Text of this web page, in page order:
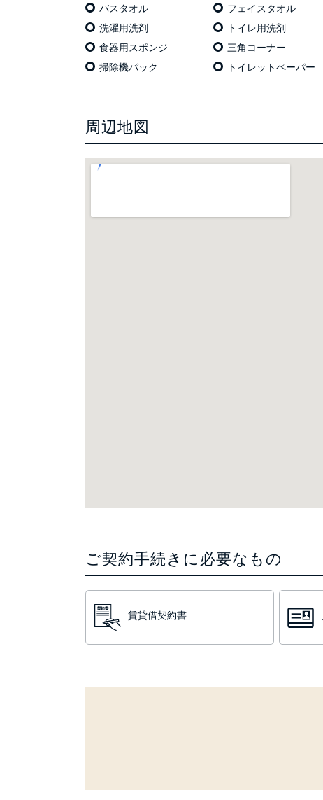
バスタオル フェイスタオル
洗濯用洗剤
トイレ用洗剤
食器用スポンジ
三角コーナー
掃除機パック
トイレットペーパー
周辺地図
ご契約手続きに必要なもの
賃貸借契約書